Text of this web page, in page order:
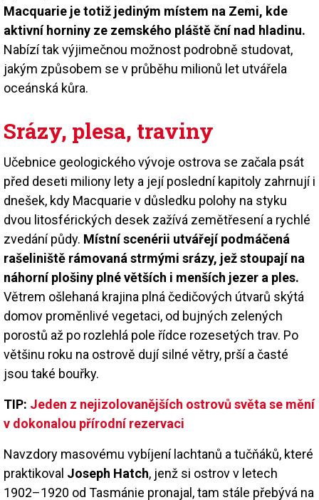
Macquarie je totiž jediným místem na Zemi, kde
aktivní horniny ze zemského pláště ční nad hladinu.
Nabízí tak výjimečnou možnost podrobně studovat,
jakým způsobem se v průběhu milionů let utvářela
oceánská kůra.
Srázy, plesa, traviny
Učebnice geologického vývoje ostrova se začala psát
před deseti miliony lety a její poslední kapitoly zahrnují i
dnešek, kdy Macquarie v důsledku polohy na styku
dvou litosférických desek zažívá zemětřesení a rychlé
zvedání půdy. Místní scenérii utvářejí podmáčená
rašeliniště rámovaná strmými srázy, jež stoupají na
náhorní plošiny plné větších i menších jezer a ples.
Větrem ošlehaná krajina plná čedičových útvarů skýtá
domov proměnlivé vegetaci, od bujných zelených
porostů až po rozlehlá pole řídce rozesetých trav. Po
většinu roku na ostrově dují silné větry, prší a časté
jsou také bouřky.
TIP: Jeden z nejizolovanějších ostrovů světa se mění
v dokonalou přírodní rezervaci
Navzdory masovému vybíjení lachtanů a tučňáků, které
praktikoval Joseph Hatch, jenž si ostrov v letech
1902–1920 od Tasmánie pronajal, tam stále přebývá na